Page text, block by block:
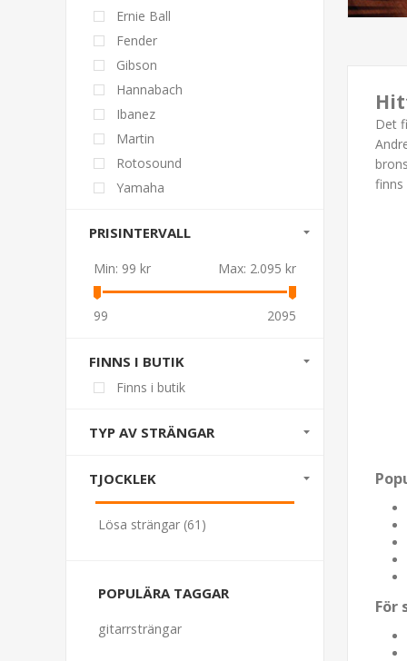
Det
finns
För
Ernie Ball
Fender
Gibson
Hannabach
Ibanez
Martin
Rotosound
Yamaha
PRISINTERVALL
Min: 99 kr Max: 2.095 kr
99 2095
FINNS I BUTIK
Finns i butik
TYP AV STRÄNGAR
TJOCKLEK
Lösa strängar (61)
POPULÄRA TAGGAR
gitarrsträngar